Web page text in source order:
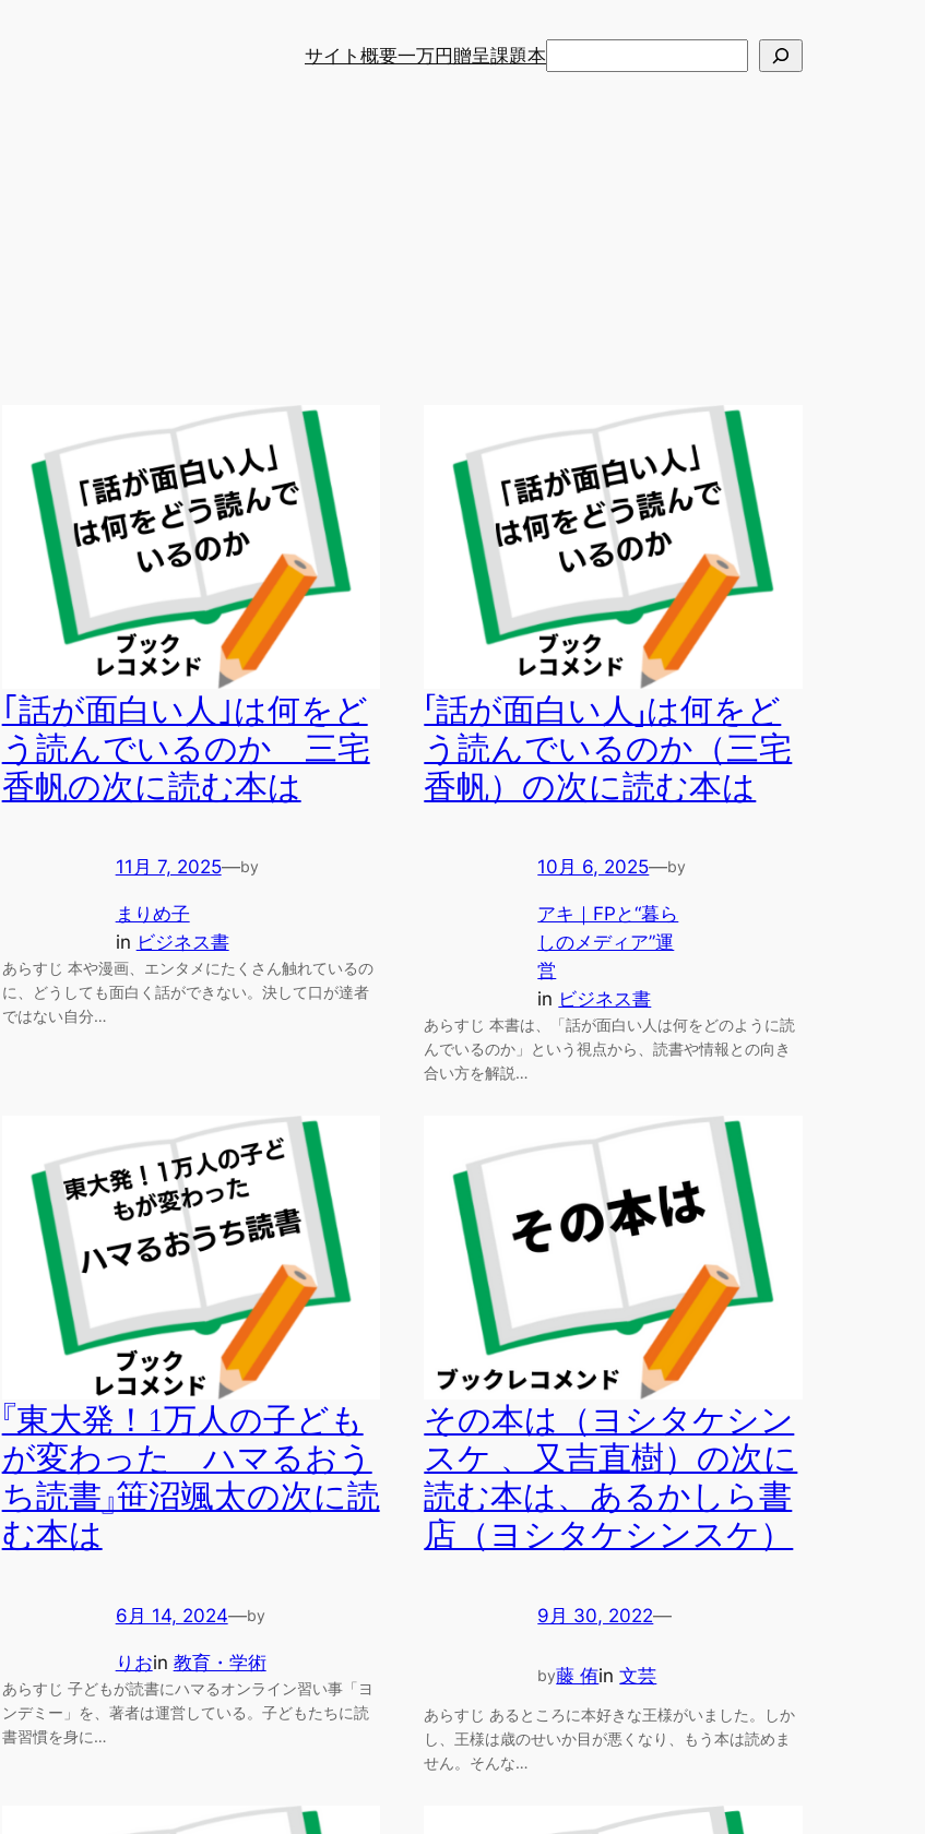
サイト概要一万円贈呈課題本
｢話が面白い人｣は何をど
う読んでいるのか 三宅
香帆の次に読む本は
11月 7, 2025—by
まりめ子
in ビジネス書
あらすじ 本や漫画、エンタメにたくさん触れているの
に、どうしても面白く話ができない。決して口が達者
ではない自分…
「話が面白い人」は何をど
う読んでいるのか（三宅
香帆）の次に読む本は
10月 6, 2025—by
アキ｜FPと“暮ら
しのメディア”運
営
in ビジネス書
あらすじ 本書は、「話が面白い人は何をどのように読
んでいるのか」という視点から、読書や情報との向き
合い方を解説…
『東大発！1万人の子ども
が変わった ハマるおう
ち読書』笹沼颯太の次に読
む本は
6月 14, 2024—by
りおin 教育・学術
あらすじ 子どもが読書にハマるオンライン習い事「ヨ
ンデミー」を、著者は運営している。子どもたちに読
書習慣を身に…
その本は（ヨシタケシン
スケ 、又吉直樹）の次に
読む本は、あるかしら書
店（ヨシタケシンスケ）
9月 30, 2022—
by藤 侑in文芸
あらすじ あるところに本好きな王様がいました。しか
し、王様は歳のせいか目が悪くなり、もう本は読めま
せん。そんな…